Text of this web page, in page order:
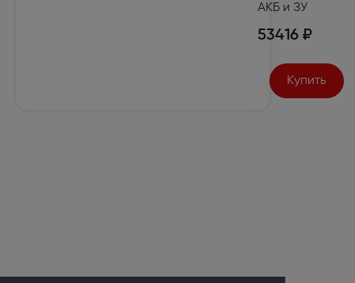
АКБ и ЗУ
53416 ₽
Купить